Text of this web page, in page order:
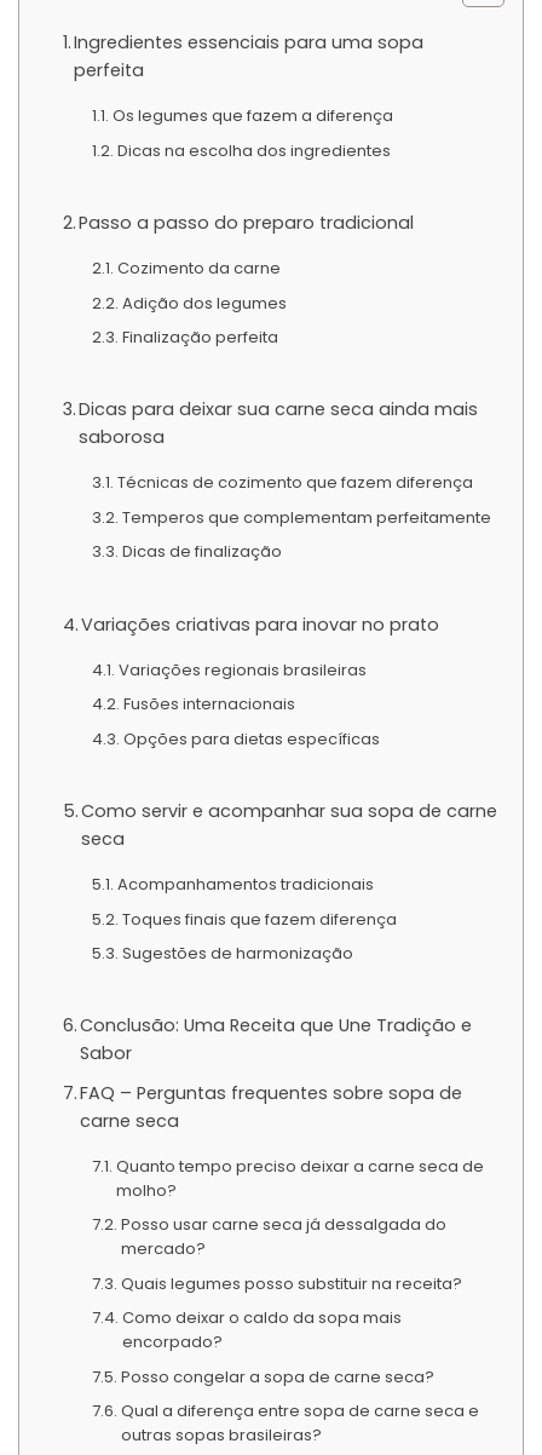
Ingredientes essenciais para uma sopa
perfeita
Os legumes que fazem a diferença
Dicas na escolha dos ingredientes
Passo a passo do preparo tradicional
Cozimento da carne
Adição dos legumes
Finalização perfeita
Dicas para deixar sua carne seca ainda mais
saborosa
Técnicas de cozimento que fazem diferença
Temperos que complementam perfeitamente
Dicas de finalização
Variações criativas para inovar no prato
Variações regionais brasileiras
Fusões internacionais
Opções para dietas específicas
Como servir e acompanhar sua sopa de carne
seca
Acompanhamentos tradicionais
Toques finais que fazem diferença
Sugestões de harmonização
Conclusão: Uma Receita que Une Tradição e
Sabor
FAQ – Perguntas frequentes sobre sopa de
carne seca
Quanto tempo preciso deixar a carne seca de
molho?
Posso usar carne seca já dessalgada do
mercado?
Quais legumes posso substituir na receita?
Como deixar o caldo da sopa mais
encorpado?
Posso congelar a sopa de carne seca?
Qual a diferença entre sopa de carne seca e
outras sopas brasileiras?